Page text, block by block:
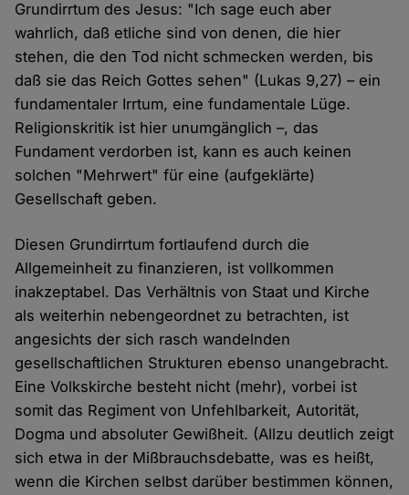
Grundirrtum des Jesus: "Ich sage euch aber
wahrlich, daß etliche sind von denen, die hier
stehen, die den Tod nicht schmecken werden, bis
daß sie das Reich Gottes sehen" (Lukas 9,27) – ein
fundamentaler Irrtum, eine fundamentale Lüge.
Religionskritik ist hier unumgänglich –, das
Fundament verdorben ist, kann es auch keinen
solchen "Mehrwert" für eine (aufgeklärte)
Gesellschaft geben.
Diesen Grundirrtum fortlaufend durch die
Allgemeinheit zu finanzieren, ist vollkommen
inakzeptabel. Das Verhältnis von Staat und Kirche
als weiterhin nebengeordnet zu betrachten, ist
angesichts der sich rasch wandelnden
gesellschaftlichen Strukturen ebenso unangebracht.
Eine Volkskirche besteht nicht (mehr), vorbei ist
somit das Regiment von Unfehlbarkeit, Autorität,
Dogma und absoluter Gewißheit. (Allzu deutlich zeigt
sich etwa in der Mißbrauchsdebatte, was es heißt,
wenn die Kirchen selbst darüber bestimmen können,